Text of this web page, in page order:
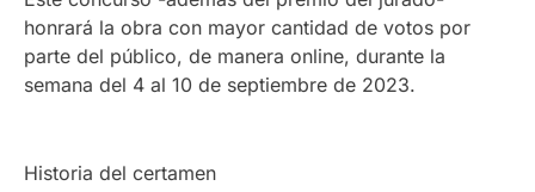
honrará la obra con mayor cantidad de votos por
parte del público, de manera online, durante la
semana del 4 al 10 de septiembre de 2023.
Historia del certamen